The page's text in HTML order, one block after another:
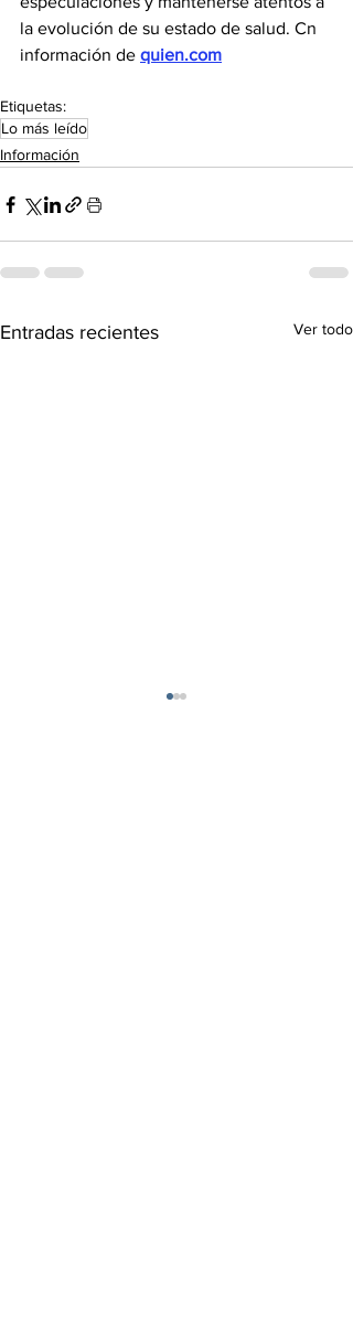
la evolución de su estado de salud. Cn
información de quien.com
Etiquetas:
Lo más leído
Información
Entradas recientes Ver todo